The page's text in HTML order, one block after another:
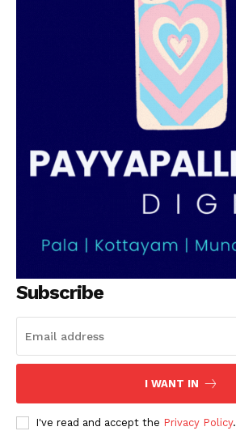
Subscribe
I WANT IN
I've read and accept the Privacy Policy.